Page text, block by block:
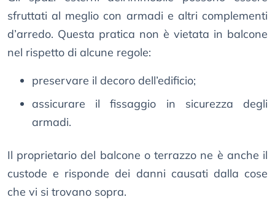
sfruttati al meglio con armadi e altri complementi
d’arredo. Questa pratica non è vietata in balcone
nel rispetto di alcune regole:
preservare il decoro dell’edificio;
assicurare il fissaggio in sicurezza degli
armadi.
Il proprietario del balcone o terrazzo ne è anche il
custode e risponde dei danni causati dalla cose
che vi si trovano sopra.